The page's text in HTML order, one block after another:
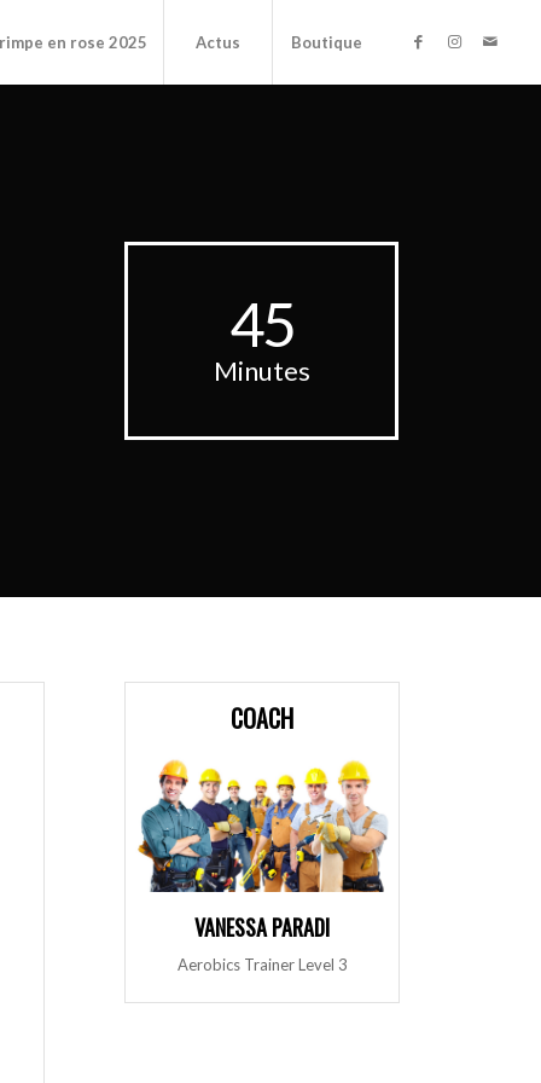
en rose 2025 Actus Boutique
45
Minutes
COACH
VANESSA PARADI
Aerobics Trainer Level 3